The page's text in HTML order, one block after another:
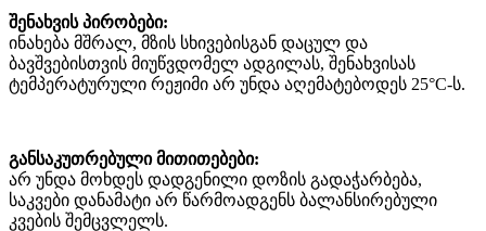
შენახვის პირობები:
ინახება მშრალ, მზის სხივებისგან დაცულ და
ბავშვებისთვის მიუწვდომელ ადგილას, შენახვისას
ტემპერატურული რეჟიმი არ უნდა აღემატებოდეს 25°C-ს.
განსაკუთრებული მითითებები:
არ უნდა მოხდეს დადგენილი დოზის გადაჭარბება,
საკვები დანამატი არ წარმოადგენს ბალანსირებული
კვების შემცვლელს.